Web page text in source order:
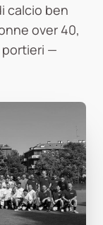
calcio ben
over 40,
portieri —